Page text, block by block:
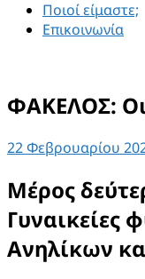
Ποιοί είμαστε;
Επικοινωνία
ΦΑΚΕΛΟΣ:
22 Φεβρουαρίου
Μέρος
Γυναικείες
Ανηλίκων